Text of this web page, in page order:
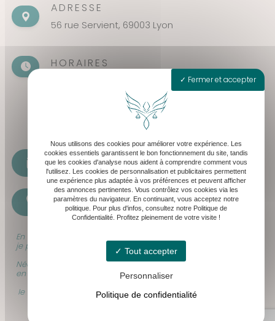
ADRESSE
56 rue Servient, 69003 Lyon
HORAIRES
Seulement sur rendez-vous
Lundi - Vendredi : 8h30 - 19h30
Samedi : 8h30 - 13h
cabinet@levequeavocat.fr
07 61 17 34 46
En raison de mes audiences et déplacements professionnels,
je peux être momentanément indisponible.
Néanmoins, soyez rassurés que tous vos appels sont bien pris
en compte, et traités dans les meilleurs délais.
Je vous recontacte dès que possible.
Fermer et accepter
Nous utilisons des cookies pour améliorer votre expérience. Les
cookies essentiels garantissent le bon fonctionnement du site, tandis
que les cookies d'analyse nous aident à comprendre comment vous
l'utilisez. Les cookies de personnalisation et publicitaires permettent
une expérience plus adaptée à vos préférences et peuvent afficher
des annonces pertinentes. Vous contrôlez vos cookies via les
paramètres du navigateur. En continuant, vous acceptez notre
politique. Pour plus d'infos, consultez notre Politique de
Confidentialité. Profitez pleinement de votre visite !
Tout accepter
Personnaliser
Politique de confidentialité